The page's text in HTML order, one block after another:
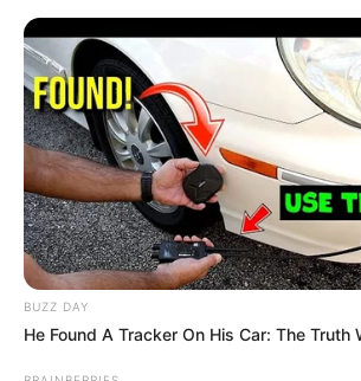
Schortens - Hallenbad Aqua Fit
Friesland Ostfriesland
Öffnungszeiten auf der Homepage
BUZZ DAY
He Found A Tracker On His Car: The Truth